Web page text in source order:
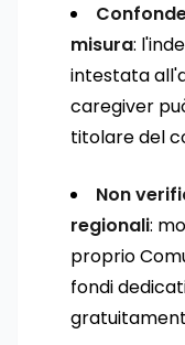
misura:
intestata
caregiver
titolare del
Non
regionali:
proprio
fondi